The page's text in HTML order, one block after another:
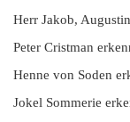
Herr Jakob,
Peter Cristman
Henne von Soden
Jokel Sommerie